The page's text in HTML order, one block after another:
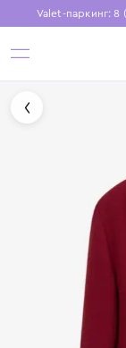
Valet-паркинг:
Установите